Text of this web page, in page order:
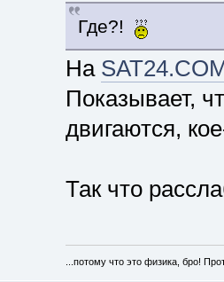
Где?!
На
Показывает,
двигаются,
Так что
...потому что это физика, бро!